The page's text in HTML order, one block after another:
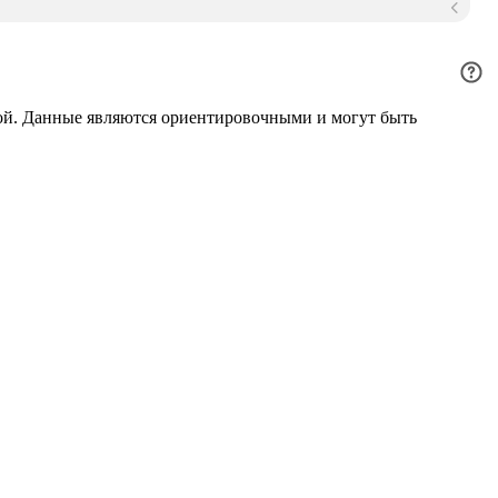
Данные являются ориентировочными и могут быть